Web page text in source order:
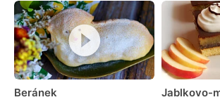
Beránek Jablkovo-